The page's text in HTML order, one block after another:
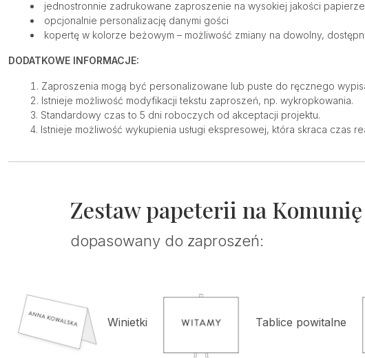
jednostronnie zadrukowane zaproszenie na wysokiej jakości
opcjonalnie personalizację danymi gości
kopertę w kolorze beżowym – możliwość zmiany na dowolny,
DODATKOWE INFORMACJE:
Zaproszenia mogą być personalizowane lub puste do ręcznego
Istnieje możliwość modyfikacji tekstu zaproszeń, np. wykropkowania.
Standardowy czas to 5 dni roboczych od akceptacji projektu.
Istnieje możliwość wykupienia usługi ekspresowej, która skraca czas
Zestaw papeterii na
dopasowany do zaproszeń:
Winietki Tablice powitalne